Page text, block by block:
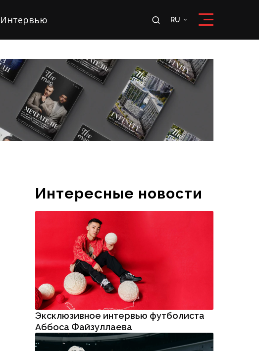
Интервью RU
Интересные новости
Эксклюзивное интервью футболиста
Аббоса Файзуллаева